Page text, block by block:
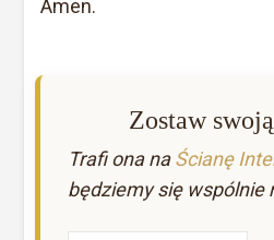
Amen.
Zostaw
Trafi ona naŚcianę
będziemy się wspólnie